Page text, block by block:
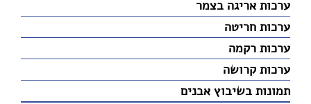
ערכות אריגה בצמר
ערכות חריטה
ערכות רקמה
ערכות קרושה
תמונות בשיבוץ אבנים